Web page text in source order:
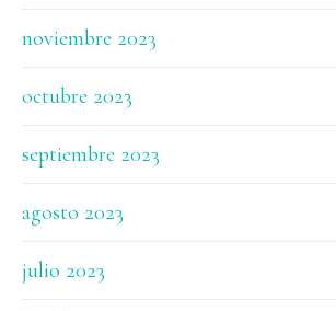
noviembre 2023
octubre 2023
septiembre 2023
agosto 2023
julio 2023